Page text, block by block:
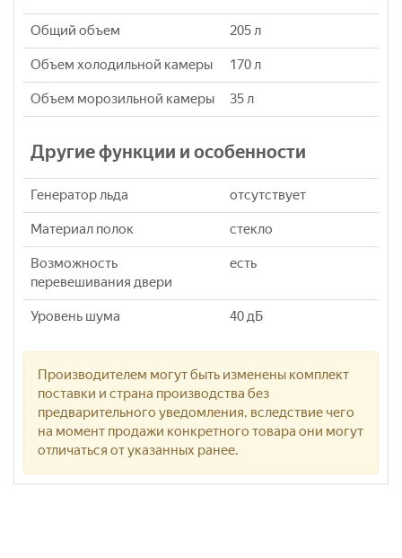
Общий объем 205 л
Объем холодильной камеры 170 л
Объем морозильной камеры 35 л
Другие функции и особенности
Генератор льда отсутствует
Материал полок стекло
Возможность
перевешивания двери
eсть
Уровень шума 40 дБ
Производителем могут быть изменены комплект
поставки и страна производства без
предварительного уведомления, вследствие чего
на момент продажи конкретного товара они могут
отличаться от указанных ранее.